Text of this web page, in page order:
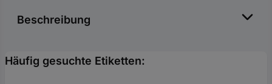
Beschreibung
Häufig gesuchte Etiketten: